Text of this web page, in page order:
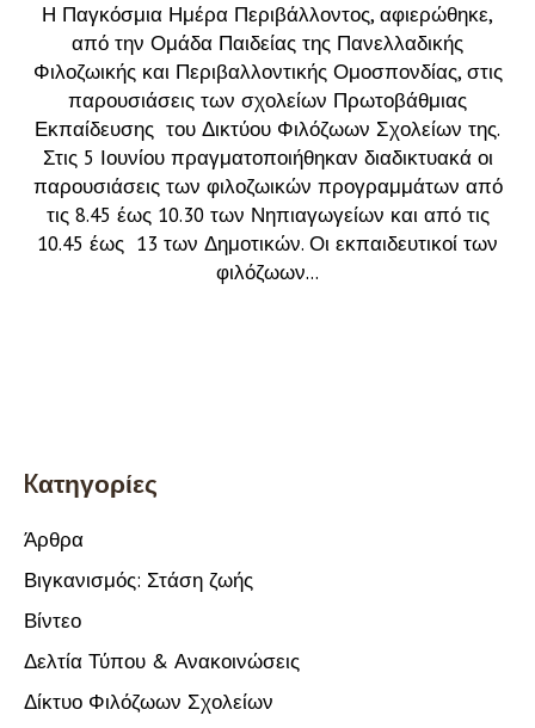
Η Παγκόσμια Ημέρα Περιβάλλοντος, αφιερώθηκε,
από την Ομάδα Παιδείας της Πανελλαδικής
Φιλοζωικής και Περιβαλλοντικής Ομοσπονδίας, στις
παρουσιάσεις των σχολείων Πρωτοβάθμιας
Εκπαίδευσης του Δικτύου Φιλόζωων Σχολείων της.
Στις 5 Ιουνίου πραγματοποιήθηκαν διαδικτυακά οι
παρουσιάσεις των φιλοζωικών προγραμμάτων από
τις 8.45 έως 10.30 των Νηπιαγωγείων και από τις
10.45 έως 13 των Δημοτικών. Οι εκπαιδευτικοί των
φιλόζωων...
Kατηγορίες
Άρθρα
Βιγκανισμός: Στάση ζωής
Βίντεο
Δελτία Τύπου & Ανακοινώσεις
Δίκτυο Φιλόζωων Σχολείων